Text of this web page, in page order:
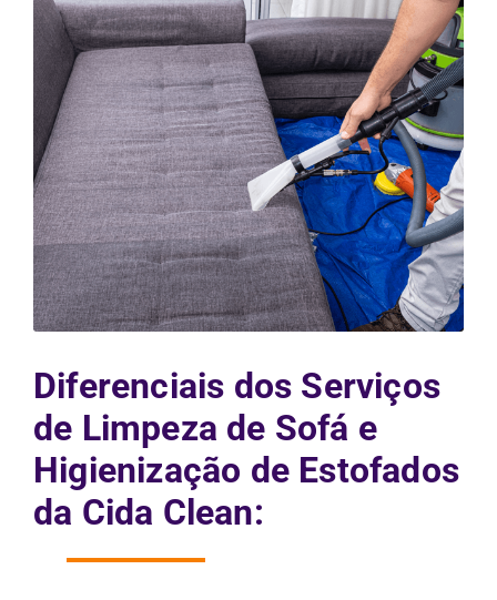
Diferenciais dos Serviços
de Limpeza de Sofá e
Higienização de Estofados
da Cida Clean: